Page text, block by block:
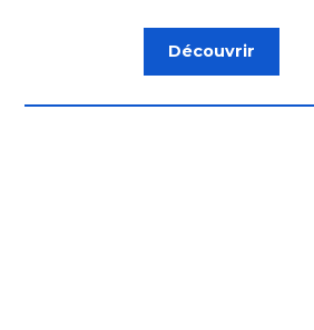
Découvrir